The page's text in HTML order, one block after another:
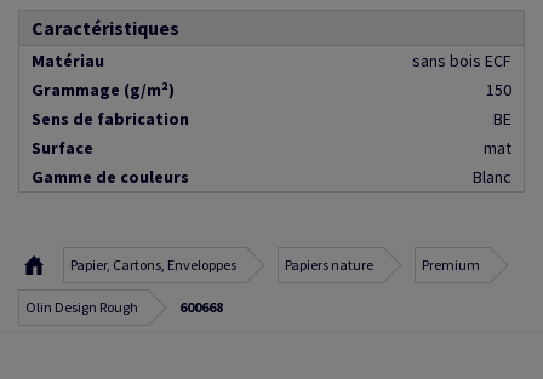
Caractéristiques
Matériau
sans bois ECF
Grammage (g/m²)
150
Sens de fabrication
BE
Surface
mat
Gamme de couleurs
Blanc
Papier, Cartons, Enveloppes Papiers nature Premium
Olin Design Rough 600668